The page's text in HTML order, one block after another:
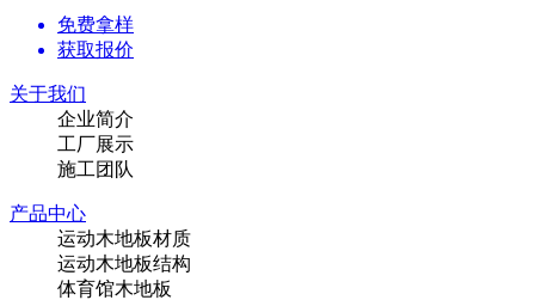
免费拿样
获取报价
关于我们
企业简介
工厂展示
施工团队
产品中心
运动木地板材质
运动木地板结构
体育馆木地板